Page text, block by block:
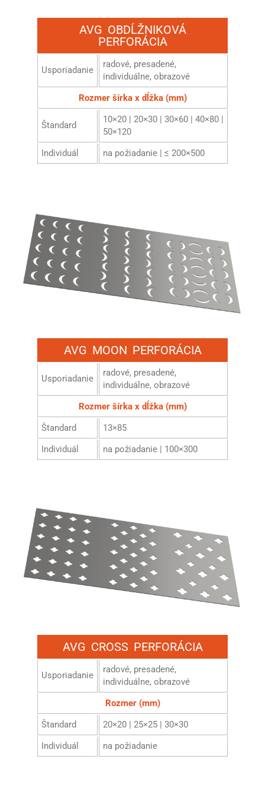
AVG OBDĹŽNIKOVÁ
PERFORÁCIA
Usporiadanie
radové, presadené,
individuálne, obrazové
Rozmer šírka x dĺžka (mm)
Štandard
10×20 | 20×30 | 30×60 | 40×80 |
50×120
Individuál
na požiadanie | ≤ 200×500
AVG MOON PERFORÁCIA
Usporiadanie
radové, presadené,
individuálne, obrazové
Rozmer šírka x dĺžka (mm)
Štandard
13×85
Individuál
na požiadanie | 100×300
AVG CROSS PERFORÁCIA
Usporiadanie
radové, presadené,
individuálne, obrazové
Rozmer (mm)
Štandard
20×20 | 25×25 | 30×30
Individuál
na požiadanie